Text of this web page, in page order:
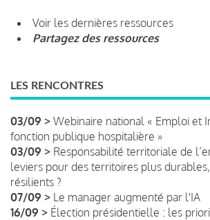
Voir les dernières ressources
Partagez des ressources
LES RENCONTRES
03/09 > Webinaire national « Emploi et
fonction publique hospitalière »
03/09 > Responsabilité territoriale de
leviers pour des territoires plus
résilients ?
07/09 > Le manager augmenté par l'IA
16/09 > Élection présidentielle : les